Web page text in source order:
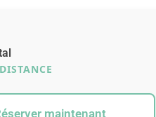
maintenant